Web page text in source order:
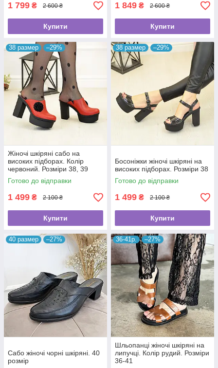
1 799 ₴ 2 600 ₴
Купити
1 849 ₴ 2 600 ₴
Купити
38 размер –29%
Жіночі шкіряні сабо на
високих підборах. Колір
червоний. Розміри 38, 39
Готово до відправки
1 499 ₴ 2 100 ₴
Купити
38 размер –29%
Босоніжки жіночі шкіряні на
високих підборах. Розміри 38
Готово до відправки
1 499 ₴ 2 100 ₴
Купити
40 размер –27%
Сабо жіночі чорні шкіряні. 40
розмір
36-41р. –27%
Шльопанці жіночі шкіряні на
липучці. Колір рудий. Розміри
36-41